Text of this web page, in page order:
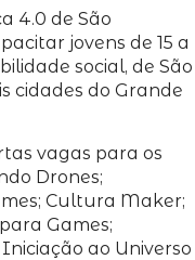
4.0 de São
jovens de 15 a
social, de São
cidades do Grande
vagas para os
Drones;
Cultura Maker;
Games;
ao Universo